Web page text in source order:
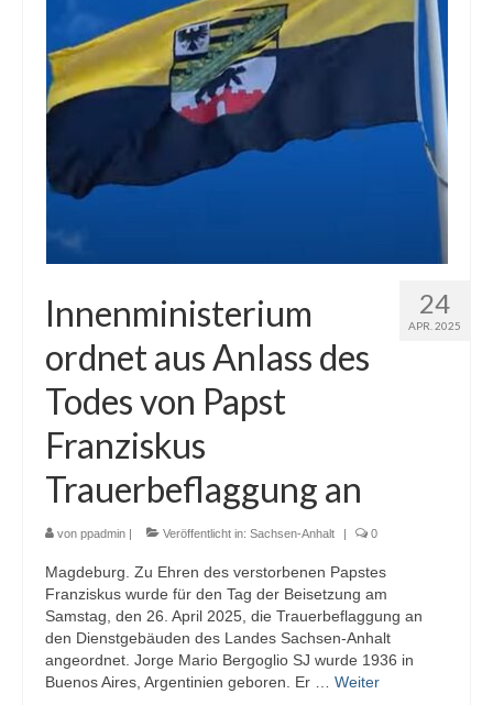
24
APR. 2025
Innenministerium
ordnet aus Anlass des
Todes von Papst
Franziskus
Trauerbeflaggung an
von ppadmin | Veröffentlicht in: Sachsen-Anhalt | 0
Magdeburg. Zu Ehren des verstorbenen Papstes
Franziskus wurde für den Tag der Beisetzung am
Samstag, den 26. April 2025, die Trauerbeflaggung an
den Dienstgebäuden des Landes Sachsen‑Anhalt
angeordnet. Jorge Mario Bergoglio SJ wurde 1936 in
Buenos Aires, Argentinien geboren. Er … Weiter